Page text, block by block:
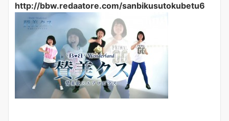
http://bbw.redaatore.com/sanbikusutokubetu6